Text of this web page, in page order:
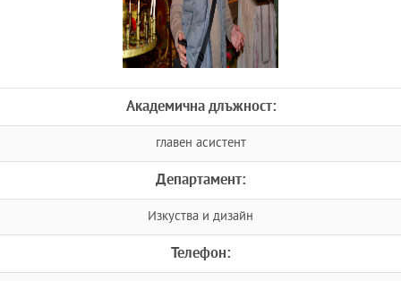
Академична длъжност:
главен асистент
Департамент:
Изкуства и дизайн
Телефон: